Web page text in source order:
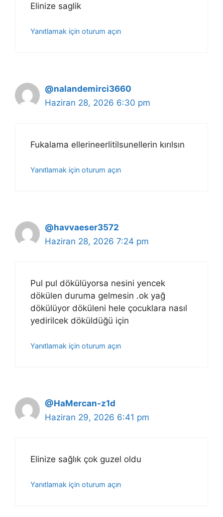
Elinize saglik
Yanıtlamak için oturum açın
@nalandemirci3660
Haziran 28, 2026 6:30 pm
Fukalama ellerineerlitilsunellerin kırılsın
Yanıtlamak için oturum açın
@havvaeser3572
Haziran 28, 2026 7:24 pm
Pul pul dökülüyorsa nesini yencek
dökülen duruma gelmesin .ok yağ
dökülüyor döküleni hele çocuklara nasıl
yedirilcek döküldüğü için
Yanıtlamak için oturum açın
@HaMercan-z1d
Haziran 29, 2026 6:41 pm
Elinize sağlık çok guzel oldu
Yanıtlamak için oturum açın